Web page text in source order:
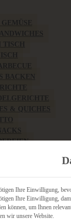
Ihre Einwilligung,
Ihre Einwilligung,
können, um Ihnen
wir unsere Website.